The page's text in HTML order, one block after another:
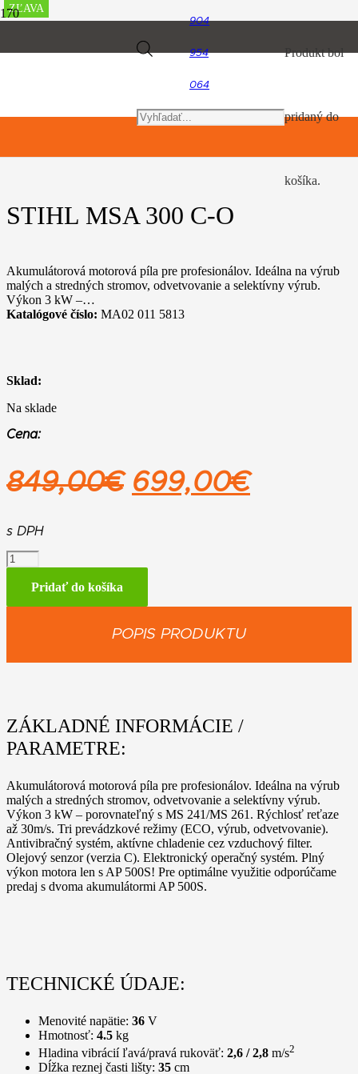
904
954
064
Products
search
Produktbol
pridaný do
košíka.
Akumulátorový program
STIHL MSA 300 C-O
Akumulátorová motorová píla pre profesionálov. Ideálna na výrub
malých a stredných stromov, odvetvovanie a selektívny výrub.
Výkon 3 kW –…
Katalógové číslo: MA02 011 5813
Sklad:
Na sklade
Cena:
849,00€ Pôvodná
849,00€.
699,00€
s DPH
množstvo
STIHL
MSAPridať do košíka
POPIS PRODUKTU
ZÁKLADNÉ INFORMÁCIE /
PARAMETRE:
Akumulátorová motorová píla pre profesionálov. Ideálna na výrub
malých a stredných stromov, odvetvovanie a selektívny výrub.
Výkon 3 kW – porovnateľný s MS 241/MS 261. Rýchlosť reťaze
až 30m/s. Tri prevádzkové režimy (ECO, výrub, odvetvovanie).
Antivibračný systém, aktívne chladenie cez vzduchový filter.
Olejový senzor (verzia C). Elektronický operačný systém. Plný
výkon motora len s AP 500S! Pre optimálne využitie odporúčame
predaj s dvoma akumulátormi AP 500S.
TECHNICKÉ ÚDAJE:
Menovité napätie: 36 V
Hmotnosť: 4.5 kg
Hladina vibrácií ľavá/pravá rukoväť: 2,6 / 2,8 m/s2
Dĺžka reznej časti lišty: 35 cm
ZĽAVA
ZĽAVA
ZĽAVA
ZĽAVA
ZĽAVA
ZĽAVA
ZĽAVA
ZĽAVA
ZĽAVA
ZĽAVA